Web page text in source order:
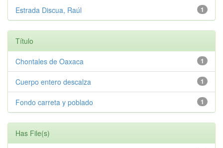
1
Estrada Discua, Raúl
Título
1
Chontales de Oaxaca
1
Cuerpo entero descalza
1
Fondo carreta y poblado
Has File(s)